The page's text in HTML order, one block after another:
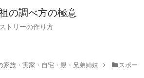
の調べ方の極意
トリーの作り方
家族・実家・自宅・親・兄弟姉妹
スポー